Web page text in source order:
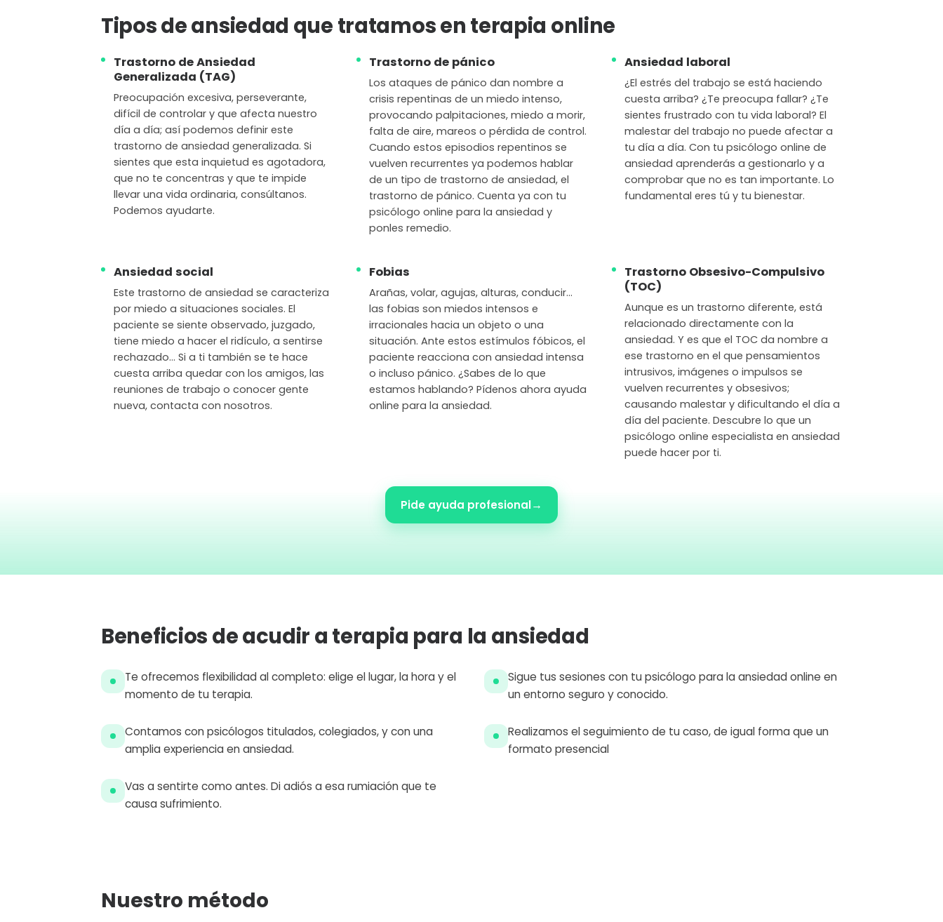
Tipos de ansiedad que tratamos en terapia online
Trastorno de Ansiedad
Generalizada (TAG)
Preocupación excesiva, perseverante,
difícil de controlar y que afecta nuestro
día a día; así podemos definir este
trastorno de ansiedad generalizada. Si
sientes que esta inquietud es agotadora,
que no te concentras y que te impide
llevar una vida ordinaria, consúltanos.
Podemos ayudarte.
Trastorno de pánico
Los ataques de pánico dan nombre a
crisis repentinas de un miedo intenso,
provocando palpitaciones, miedo a morir,
falta de aire, mareos o pérdida de control.
Cuando estos episodios repentinos se
vuelven recurrentes ya podemos hablar
de un tipo de trastorno de ansiedad, el
trastorno de pánico. Cuenta ya con tu
psicólogo online para la ansiedad y
ponles remedio.
Ansiedad laboral
¿El estrés del trabajo se está haciendo
cuesta arriba? ¿Te preocupa fallar? ¿Te
sientes frustrado con tu vida laboral? El
malestar del trabajo no puede afectar a
tu día a día. Con tu psicólogo online de
ansiedad aprenderás a gestionarlo y a
comprobar que no es tan importante. Lo
fundamental eres tú y tu bienestar.
Ansiedad social
Este trastorno de ansiedad se caracteriza
por miedo a situaciones sociales. El
paciente se siente observado, juzgado,
tiene miedo a hacer el ridículo, a sentirse
rechazado… Si a ti también se te hace
cuesta arriba quedar con los amigos, las
reuniones de trabajo o conocer gente
nueva, contacta con nosotros.
Fobias
Arañas, volar, agujas, alturas, conducir…
las fobias son miedos intensos e
irracionales hacia un objeto o una
situación. Ante estos estímulos fóbicos, el
paciente reacciona con ansiedad intensa
o incluso pánico. ¿Sabes de lo que
estamos hablando? Pídenos ahora ayuda
online para la ansiedad.
Trastorno Obsesivo-Compulsivo
(TOC)
Aunque es un trastorno diferente, está
relacionado directamente con la
ansiedad. Y es que el TOC da nombre a
ese trastorno en el que pensamientos
intrusivos, imágenes o impulsos se
vuelven recurrentes y obsesivos;
causando malestar y dificultando el día a
día del paciente. Descubre lo que un
psicólogo online especialista en ansiedad
puede hacer por ti.
Pide ayuda profesional→
Beneficios de acudir a terapia para la ansiedad
Te ofrecemos flexibilidad al completo: elige el lugar, la hora y el
momento de tu terapia.
Sigue tus sesiones con tu psicólogo para la ansiedad online en
un entorno seguro y conocido.
Contamos con psicólogos titulados, colegiados, y con una
amplia experiencia en ansiedad.
Realizamos el seguimiento de tu caso, de igual forma que un
formato presencial
Vas a sentirte como antes. Di adiós a esa rumiación que te
causa sufrimiento.
Nuestro método